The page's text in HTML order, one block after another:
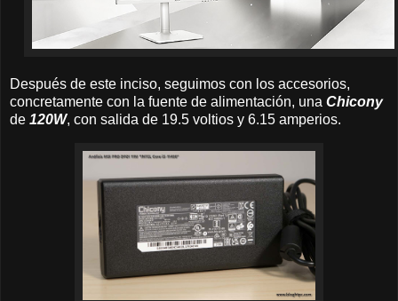
Después de este inciso, seguimos con los accesorios,
concretamente con la fuente de alimentación, una Chicony
de 120W, con salida de 19.5 voltios y 6.15 amperios.